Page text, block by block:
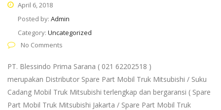
April 6, 2018
Posted by: Admin
Category: Uncategorized
No Comments
PT. Blessindo Prima Sarana ( 021 62202518 )
merupakan Distributor Spare Part Mobil Truk Mitsubishi / Suku
Cadang Mobil Truk Mitsubishi terlengkap dan bergaransi ( Spare
Part Mobil Truk Mitsubishi Jakarta / Spare Part Mobil Truk